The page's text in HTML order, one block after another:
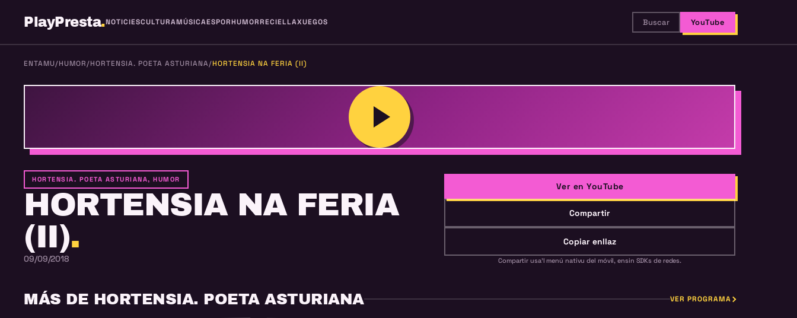
PlayPresta.NOTICIESCULTURAMÚSICAESPORHUMORRECIELLAXUEGOS Buscar YouTube
ENTAMU/HUMOR/HORTENSIA. POETA ASTURIANA/HORTENSIA NA FERIA (II)
HORTENSIA. POETA ASTURIANA, HUMOR
HORTENSIA NA FERIA
(II).
09/09/2018
Ver en YouTube
Compartir
Copiar enllaz
Compartir usa'l menú nativu del móvil, ensin SDKs de redes.
MÁS DE HORTENSIA. POETA ASTURIANA VER PROGRAMA